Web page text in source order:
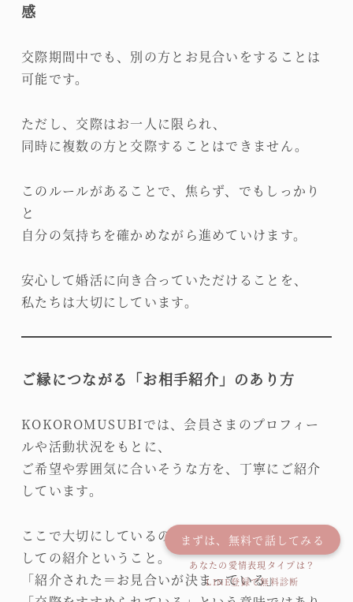
感
交際期間中でも、別の方とお見合いをすることは
可能です。
ただし、交際はお一人に限られ、
同時に複数の方と交際することはできません。
このルールがあることで、焦らず、でもしっかり
と
自分の気持ちを確かめながら進めていけます。
安心して婚活に向き合っていただけることを、
私たちは大切にしています。
ご縁につながる「お相手紹介」のあり方
KOKOROMUSUBIでは、会員さまのプロフィー
ルや活動状況をもとに、
ご希望や雰囲気に合いそうな方を、丁寧にご紹介
しています。
ここで大切にしているのは、“ご縁のきっかけ”と
しての紹介ということ。
「紹介された＝お見合いが決まっている」
まずは、無料で話してみる
あなたの愛情表現タイプは？
LINE登録で無料診断